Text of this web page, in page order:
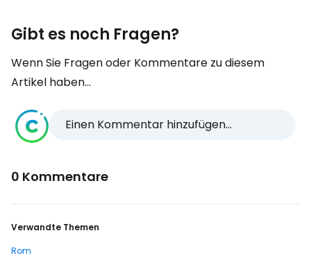
Gibt es noch Fragen?
Wenn Sie Fragen oder Kommentare zu diesem
Artikel haben...
Einen Kommentar hinzufügen...
0 Kommentare
Verwandte Themen
Rom